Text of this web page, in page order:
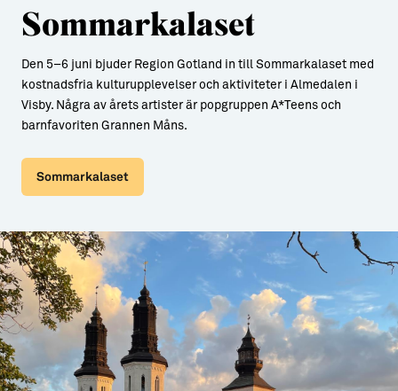
Sommarkalaset
Den 5–6 juni bjuder Region Gotland in till Sommarkalaset med
kostnadsfria kulturupplevelser och aktiviteter i Almedalen i
Visby. Några av årets artister är popgruppen A*Teens och
barnfavoriten Grannen Måns.
Sommarkalaset